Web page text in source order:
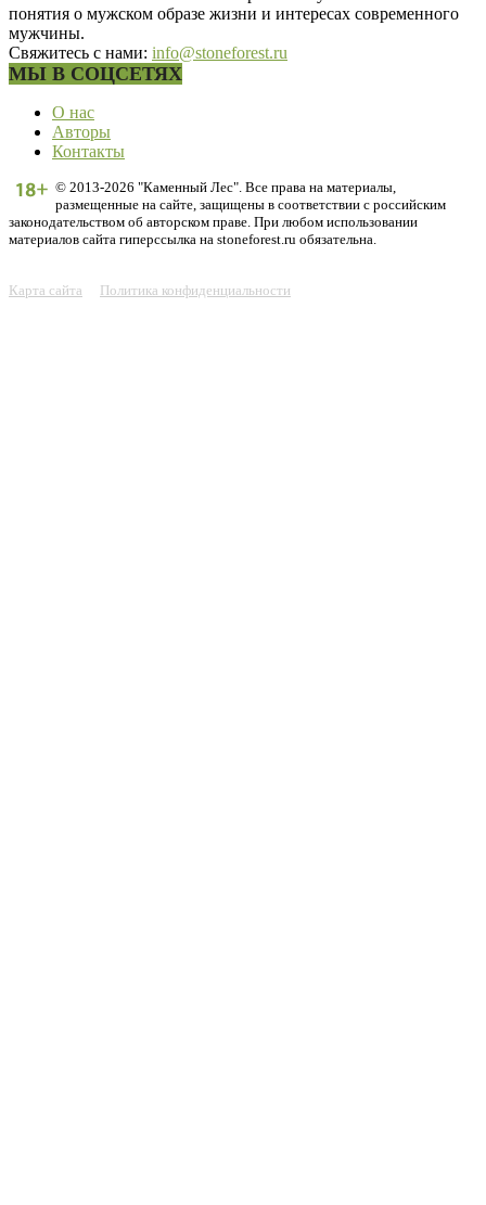
понятия о мужском образе жизни и интересах современного
мужчины.
Свяжитесь с нами: info@stoneforest.ru
МЫ В СОЦСЕТЯХ
О нас
Авторы
Контакты
© 2013-2026 "Каменный Лес". Все права на материалы,
размещенные на сайте, защищены в соответствии с российским
законодательством об авторском праве. При любом использовании
материалов сайта гиперссылка на stoneforest.ru обязательна.
Карта сайта Политика конфиденциальности